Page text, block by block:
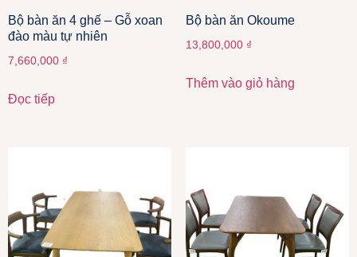
Bộ bàn ăn 4 ghế – Gỗ xoan
đào màu tự nhiên
7,660,000 ₫
Đọc tiếp
Bộ bàn ăn Okoume
13,800,000 ₫
Thêm vào giỏ hàng